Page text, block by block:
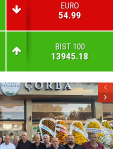
EURO
54.99
BIST 100
13945.18